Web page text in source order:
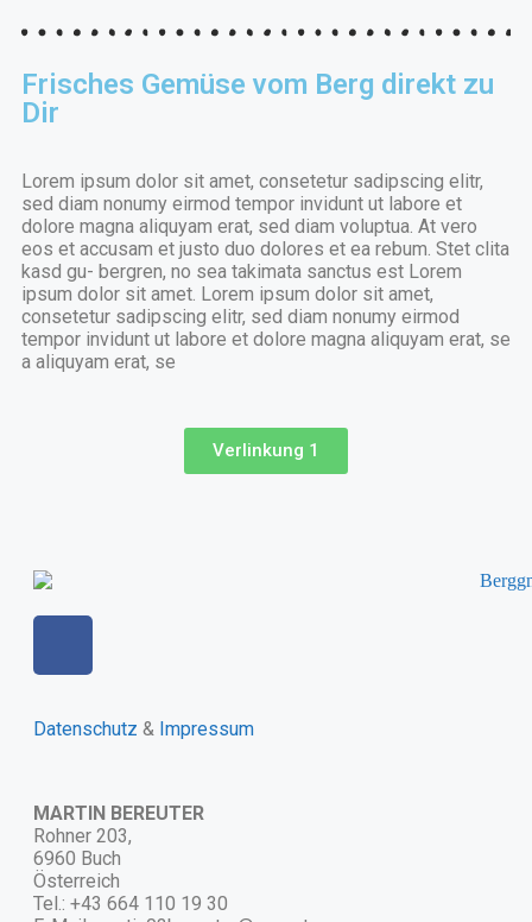
Frisches Gemüse vom Berg direkt zu
Dir
Lorem ipsum dolor sit amet, consetetur sadipscing elitr,
sed diam nonumy eirmod tempor invidunt ut labore et
dolore magna aliquyam erat, sed diam voluptua. At vero
eos et accusam et justo duo dolores et ea rebum. Stet clita
kasd gu- bergren, no sea takimata sanctus est Lorem
ipsum dolor sit amet. Lorem ipsum dolor sit amet,
consetetur sadipscing elitr, sed diam nonumy eirmod
tempor invidunt ut labore et dolore magna aliquyam erat, se
a aliquyam erat, se
Verlinkung 1
Datenschutz & Impressum
MARTIN BEREUTER
Rohner 203,
6960 Buch
Österreich
Tel.: +43 664 110 19 30